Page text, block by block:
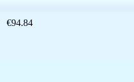
€94.84